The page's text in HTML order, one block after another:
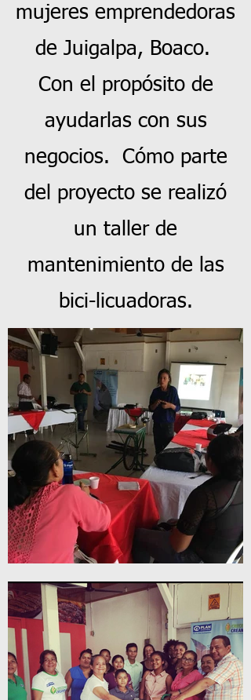
mujeres emprendedoras
de Juigalpa, Boaco.
Con el propósito de
ayudarlas con sus
negocios. Cómo parte
del proyecto se realizó
un taller de
mantenimiento de las
bici-licuadoras.